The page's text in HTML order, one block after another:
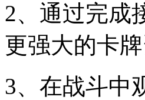
2、通过完成
更强大的卡牌
3、在战斗中